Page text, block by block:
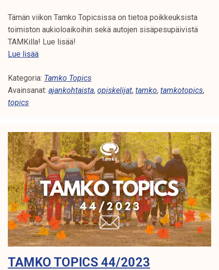
Tämän viikon Tamko Topicsissa on tietoa poikkeuksista
toimiston aukioloaikoihin sekä autojen sisäpesupäivistä
TAMKilla! Lue lisää!
Lue lisääT
m
k
p
i
c
s
1
9
/
2
0
2
4
Kategoria: Tamko Topics
Avainsanat: ajankohtaista, opiskelijat, tamko, tamkotopics,
topics
TAMKO TOPICS 44/2023